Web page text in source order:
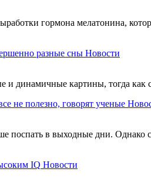
гормона мелатонина,
разные сны Новости
динамичные картины, тогда
не полезно, говорят ученые
в выходные дни. Однако
IQ Новости